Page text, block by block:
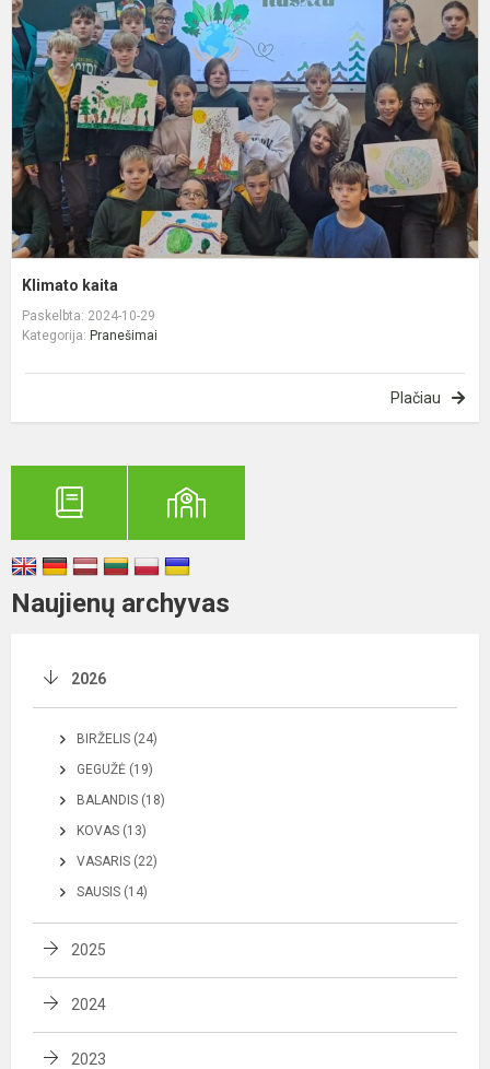
Klimato kaita
Paskelbta: 2024-10-29
Kategorija: Pranešimai
Plačiau
Naujienų archyvas
2026
BIRŽELIS (24)
GEGUŽĖ (19)
BALANDIS (18)
KOVAS (13)
VASARIS (22)
SAUSIS (14)
2025
2024
2023